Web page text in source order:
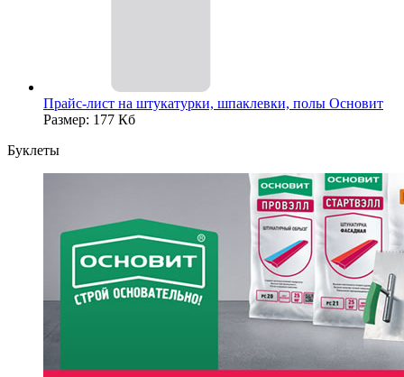
Прайс-лист на штукатурки, шпаклевки, полы Основит
Размер: 177 Кб
Буклеты